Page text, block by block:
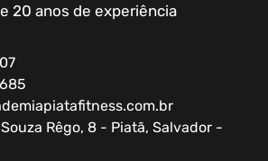
20 anos de experiência
Rêgo, 8 - Piatã, Salvador -